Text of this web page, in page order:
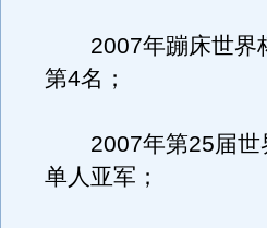
2007年蹦床世界
第4名；
2007年第25届世
单人亚军；